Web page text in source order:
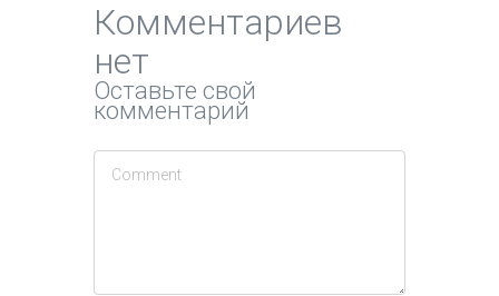
Комментариев
нет
Оставьте свой
комментарий